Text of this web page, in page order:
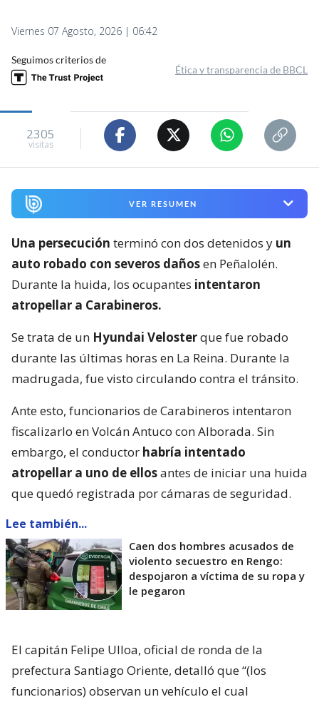
Viernes 07 Agosto, 2026 | 06:42
Seguimos criterios de
Ética y transparencia de BBCL
2305
visitas
VER RESUMEN
Una persecución terminó con dos detenidos y un
auto robado con severos dañosen Peñalolén.
Durante la huida, los ocupantes intentaron
atropellar a Carabineros.
Se trata de un Hyundai Velosterque fue robado
durante las últimas horas en La Reina. Durante la
madrugada, fue visto circulando contra el tránsito.
Ante esto, funcionarios de Carabineros intentaron
fiscalizarlo en Volcán Antuco con Alborada. Sin
embargo, el conductor habría intentado
atropellar a uno de ellosantes de iniciar una huida
que quedó registrada por cámaras de seguridad.
Lee también...
Caen dos hombres acusados de
violento secuestro en Rengo:
despojaron a víctima de su ropa y
le pegaron
El capitán Felipe Ulloa, oficial de ronda de la
prefectura Santiago Oriente, detalló que “(los
funcionarios) observan un vehículo el cual